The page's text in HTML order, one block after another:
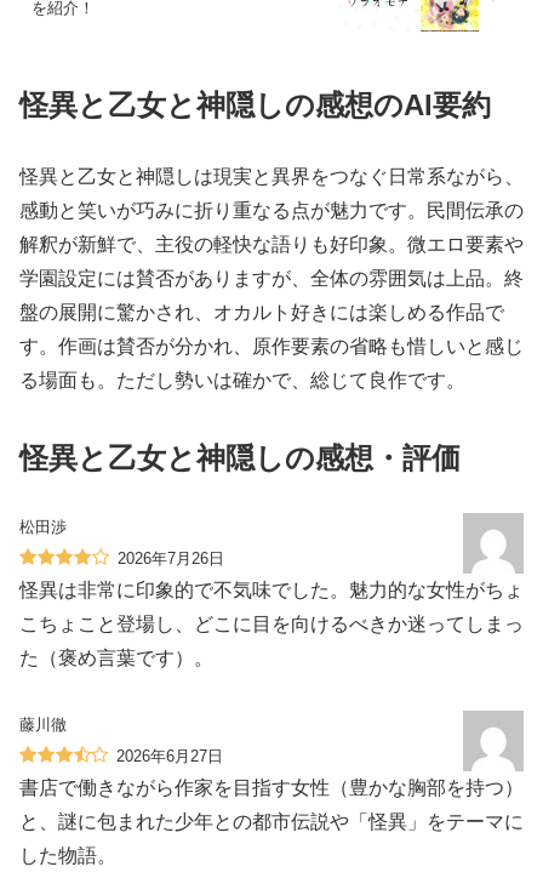
を紹介！
怪異と乙女と神隠しの感想のAI要約
怪異と乙女と神隠しは現実と異界をつなぐ日常系ながら、
感動と笑いが巧みに折り重なる点が魅力です。民間伝承の
解釈が新鮮で、主役の軽快な語りも好印象。微エロ要素や
学園設定には賛否がありますが、全体の雰囲気は上品。終
盤の展開に驚かされ、オカルト好きには楽しめる作品で
す。作画は賛否が分かれ、原作要素の省略も惜しいと感じ
る場面も。ただし勢いは確かで、総じて良作です。
怪異と乙女と神隠しの感想・評価
松田渉
2026年7月26日
怪異は非常に印象的で不気味でした。魅力的な女性がちょ
こちょこと登場し、どこに目を向けるべきか迷ってしまっ
た（褒め言葉です）。
藤川徹
2026年6月27日
書店で働きながら作家を目指す女性（豊かな胸部を持つ）
と、謎に包まれた少年との都市伝説や「怪異」をテーマに
した物語。